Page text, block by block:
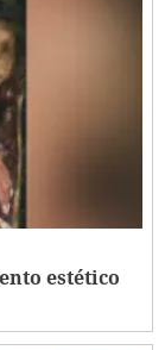
estético